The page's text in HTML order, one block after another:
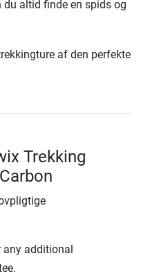
altid finde en spids og
af den perfekte
Trekking
additional